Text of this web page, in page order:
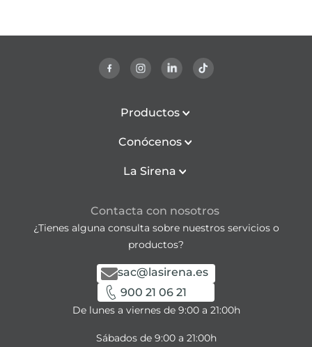
Productos
Conócenos
La Sirena
Contacta con nosotros
¿Tienes alguna consulta sobre nuestros servicios o
productos?
sac@lasirena.es
900 21 06 21
De lunes a viernes de 9:00 a 21:00h
Sábados de 9:00 a 21:00h